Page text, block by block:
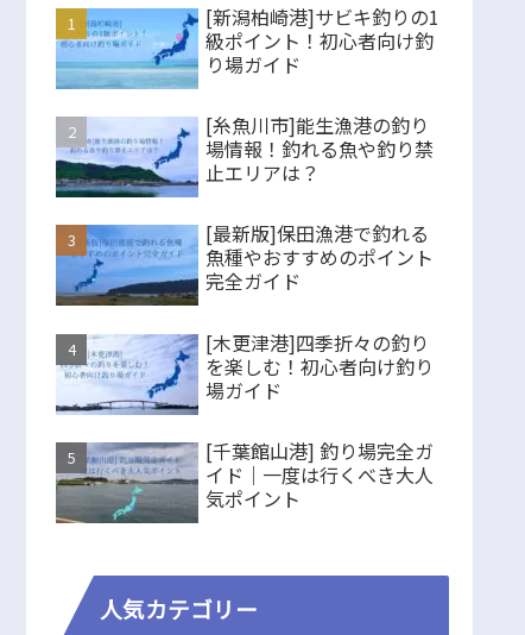
[新潟柏崎港]サビキ釣りの1
級ポイント！初心者向け釣
り場ガイド
[糸魚川市]能生漁港の釣り
場情報！釣れる魚や釣り禁
止エリアは？
[最新版]保田漁港で釣れる
魚種やおすすめのポイント
完全ガイド
[木更津港]四季折々の釣り
を楽しむ！初心者向け釣り
場ガイド
[千葉館山港] 釣り場完全ガ
イド｜一度は行くべき大人
気ポイント
人気カテゴリー